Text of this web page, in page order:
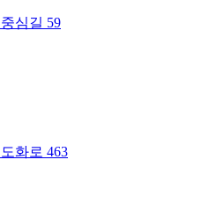
심길 59
화로 463